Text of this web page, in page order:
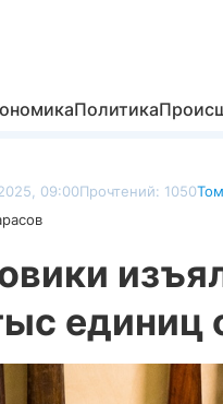
Политика
09:00Прочтений: 1050
единиц